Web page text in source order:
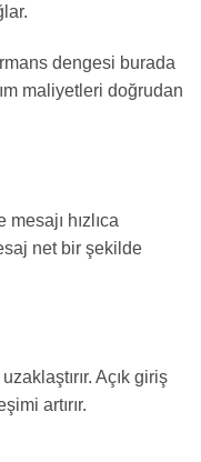
dengesi burada
maliyetleri doğrudan
hızlıca
net bir şekilde
Açık giriş
artırır.